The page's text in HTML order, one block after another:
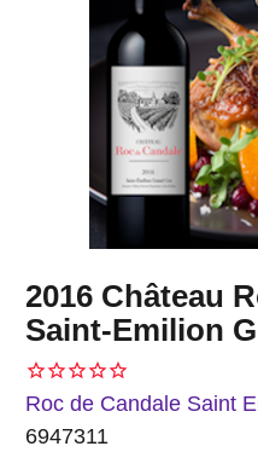
2016 Château
Saint-Emilion
Roc de Candale Saint
6947311